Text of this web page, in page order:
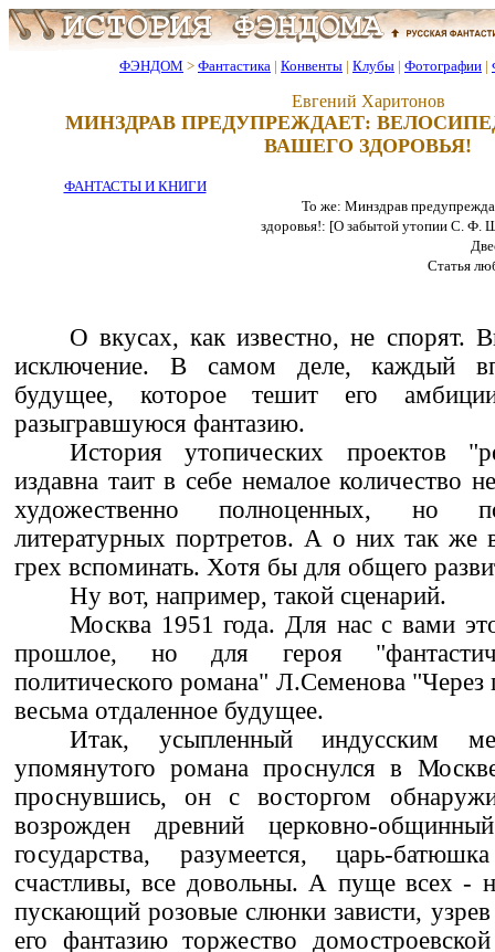
ФЭНДОМ > Фантастика | Конвенты | Клубы | Фотографии |
Евгений Харитонов
МИНЗДРАВ ПРЕДУПРЕЖДАЕТ:
ВАШЕГО ЗДОРОВЬЯ!
ФАНТАСТЫ И КНИГИ
То же: Минздрав
здоровья!: [О забытой утопии С. Ф.
Статья
О вкусах, как известно, не спорят.
исключение. В самом деле, каждый
будущее, которое тешит его
разыгравшуюся фантазию.
История утопических проектов
издавна таит в себе немалое количество
художественно полноценных, но
литературных портретов. А о них так же
грех вспоминать. Хотя бы для общего
Ну вот, например, такой сценарий.
Москва 1951 года. Для нас с вами
прошлое, но для героя
политического романа" Л.Семенова "Через
весьма отдаленное будущее.
Итак, усыпленный индусским
упомянутого романа проснулся в
проснувшись, он с восторгом
возрожден древний церковно-
государства, разумеется, царь-
счастливы, все довольны. А пуще всех -
пускающий розовые слюнки зависти,
его фантазию торжество